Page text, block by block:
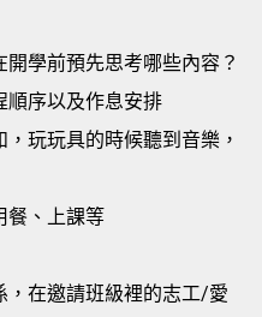
學前預先思考哪些內容？
順序以及作息安排
玩玩具的時候聽到音樂，
餐、上課等
，在邀請班級裡的志工/愛